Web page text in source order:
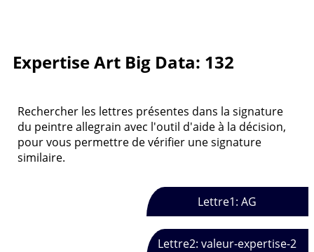
Expertise Art Big Data: 132
Rechercher les lettres présentes dans la signature
du peintre allegrain avec l'outil d'aide à la décision,
pour vous permettre de vérifier une signature
similaire.
Lettre1: AG
Lettre2: valeur-expertise-2